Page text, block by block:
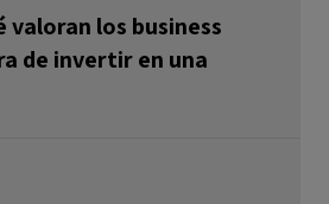
valoran los business
de invertir en una